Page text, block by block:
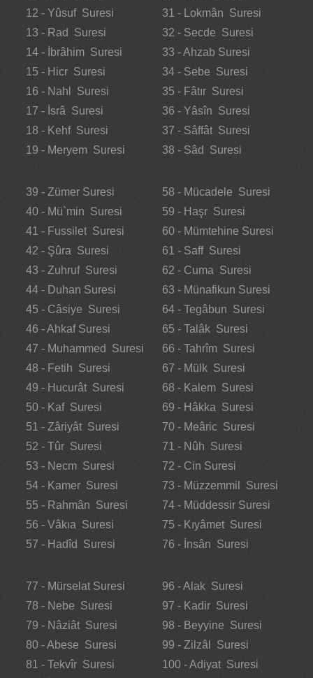
12 - Yûsuf Suresi
13 - Rad Suresi
14 - İbrâhim Suresi
15 - Hicr Suresi
16 - Nahl Suresi
17 - İsrâ Suresi
18 - Kehf Suresi
19 - Meryem Suresi
31 - Lokmân Suresi
32 - Secde Suresi
33 - Ahzab Suresi
34 - Sebe Suresi
35 - Fâtır Suresi
36 - Yâsîn Suresi
37 - Sâffât Suresi
38 - Sâd Suresi
39 - Zümer Suresi
40 - Mü`min Suresi
41 - Fussilet Suresi
42 - Şûra Suresi
43 - Zuhruf Suresi
44 - Duhan Suresi
45 - Câsiye Suresi
46 - Ahkaf Suresi
47 - Muhammed Suresi
48 - Fetih Suresi
49 - Hucurât Suresi
50 - Kaf Suresi
51 - Zâriyât Suresi
52 - Tûr Suresi
53 - Necm Suresi
54 - Kamer Suresi
55 - Rahmân Suresi
56 - Vâkıa Suresi
57 - Hadîd Suresi
58 - Mücadele Suresi
59 - Haşr Suresi
60 - Mümtehine Suresi
61 - Saff Suresi
62 - Cuma Suresi
63 - Münafikun Suresi
64 - Tegâbun Suresi
65 - Talâk Suresi
66 - Tahrîm Suresi
67 - Mülk Suresi
68 - Kalem Suresi
69 - Hâkka Suresi
70 - Meâric Suresi
71 - Nûh Suresi
72 - Cin Suresi
73 - Müzzemmil Suresi
74 - Müddessir Suresi
75 - Kıyâmet Suresi
76 - İnsân Suresi
77 - Mürselat Suresi
78 - Nebe Suresi
79 - Nâziât Suresi
80 - Abese Suresi
81 - Tekvîr Suresi
96 - Alak Suresi
97 - Kadir Suresi
98 - Beyyine Suresi
99 - Zilzâl Suresi
100 - Adiyat Suresi